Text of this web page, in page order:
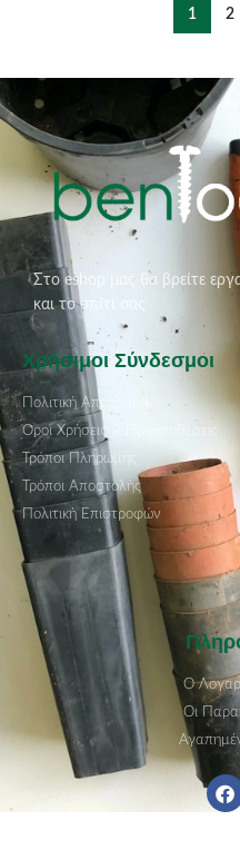
1 2
Στο eshop μας θα βρείτε
και το σπίτι σας
Χρήσιμοι Σύνδεσμοι
Πολιτική Απορρήτου
Όροι Χρήσεις & Προϋποθέσεις
Τρόποι Πληρωμής
Τρόποι Αποστολής
Πολιτική Επιστροφών
Ο
Οι